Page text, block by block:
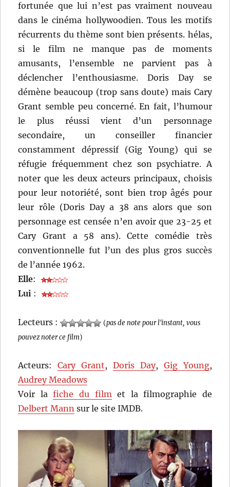
fortunée que lui n’est pas vraiment nouveau
dans le cinéma hollywoodien. Tous les motifs
récurrents du thème sont bien présents. hélas,
si le film ne manque pas de moments
amusants, l’ensemble ne parvient pas à
déclencher l’enthousiasme. Doris Day se
démène beaucoup (trop sans doute) mais Cary
Grant semble peu concerné. En fait, l’humour
le plus réussi vient d’un personnage
secondaire, un conseiller financier
constamment dépressif (Gig Young) qui se
réfugie fréquemment chez son psychiatre. A
noter que les deux acteurs principaux, choisis
pour leur notoriété, sont bien trop âgés pour
leur rôle (Doris Day a 38 ans alors que son
personnage est censée n’en avoir que 23-25 et
Cary Grant a 58 ans). Cette comédie très
conventionnelle fut l’un des plus gros succès
de l’année 1962.
Elle:
Lui :
Lecteurs : (pas de note pour l'instant, vous
pouvez noter ce film)
Acteurs:Cary Grant,Doris Day, Gig Young,
Audrey Meadows
Voir lafiche du filmet la filmographie de
Delbert Mann sur le site IMDB.